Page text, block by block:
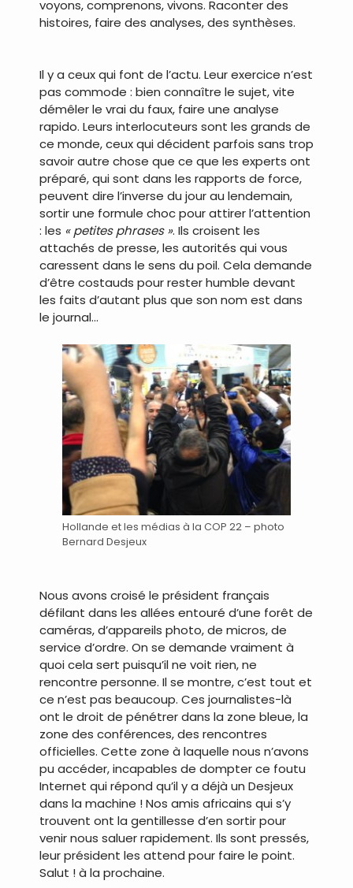
voyons, comprenons, vivons. Raconter des
histoires, faire des analyses, des synthèses.
Il y a ceux qui font de l’actu. Leur exercice n’est
pas commode : bien connaître le sujet, vite
démêler le vrai du faux, faire une analyse
rapido. Leurs interlocuteurs sont les grands de
ce monde, ceux qui décident parfois sans trop
savoir autre chose que ce que les experts ont
préparé, qui sont dans les rapports de force,
peuvent dire l’inverse du jour au lendemain,
sortir une formule choc pour attirer l’attention
: les « petites phrases ». Ils croisent les
attachés de presse, les autorités qui vous
caressent dans le sens du poil. Cela demande
d’être costauds pour rester humble devant
les faits d’autant plus que son nom est dans
le journal…
Hollande et les médias à la COP 22 – photo
Bernard Desjeux
Nous avons croisé le président français
défilant dans les allées entouré d’une forêt de
caméras, d’appareils photo, de micros, de
service d’ordre. On se demande vraiment à
quoi cela sert puisqu’il ne voit rien, ne
rencontre personne. Il se montre, c’est tout et
ce n’est pas beaucoup. Ces journalistes-là
ont le droit de pénétrer dans la zone bleue, la
zone des conférences, des rencontres
officielles. Cette zone à laquelle nous n’avons
pu accéder, incapables de dompter ce foutu
Internet qui répond qu’il y a déjà un Desjeux
dans la machine ! Nos amis africains qui s’y
trouvent ont la gentillesse d’en sortir pour
venir nous saluer rapidement. Ils sont pressés,
leur président les attend pour faire le point.
Salut ! à la prochaine.